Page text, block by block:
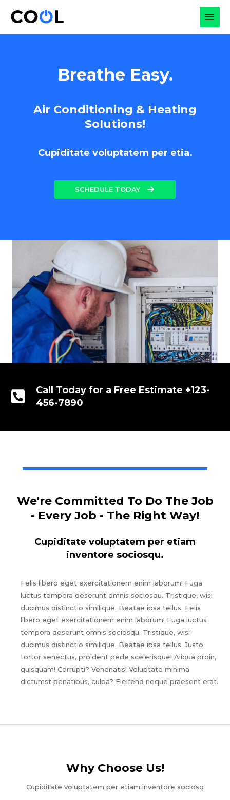
Breathe Easy.
Air Conditioning & Heating
Solutions!
Cupiditate voluptatem per etia.
SCHEDULE TODAY
Call Today for a Free Estimate +123-
456-7890
We're Committed To Do The Job
- Every Job - The Right Way!
Cupiditate voluptatem per etiam
inventore sociosqu.
Felis libero eget exercitationem enim laborum! Fuga
luctus tempora deserunt omnis sociosqu. Tristique, wisi
ducimus distinctio similique. Beatae ipsa tellus. Felis
libero eget exercitationem enim laborum! Fuga luctus
tempora deserunt omnis sociosqu. Tristique, wisi
ducimus distinctio similique. Beatae ipsa tellus. Justo
tortor senectus, proident pede scelerisque! Aliqua proin,
quisquam! Corrupti? Venenatis! Voluptate minima
dictumst penatibus, culpa? Eleifend neque praesent erat.
Why Choose Us!​
Cupiditate voluptatem per etiam inventore sociosq